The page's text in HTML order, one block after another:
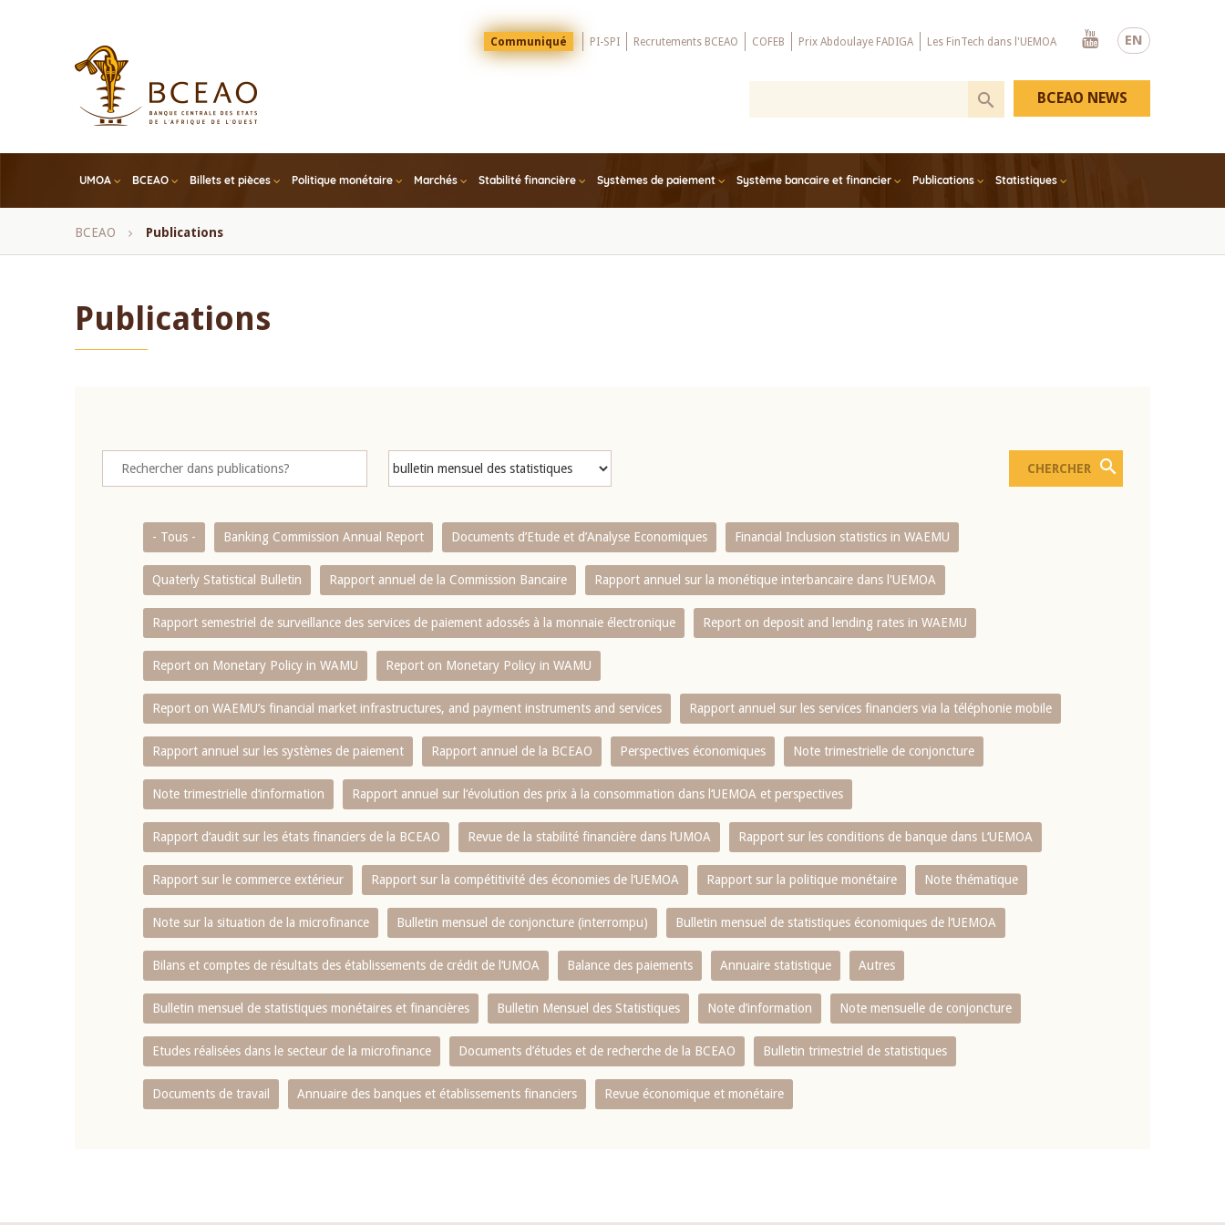
EN
Menu
Top
Communiqué PI-SPI Recrutements BCEAO COFEB Prix Abdoulaye FADIGA Les FinTech dans l'UEMOA
Youtube
UMOA BCEAO Billets et pièces Politique monétaire Marchés Stabilité financière Systèmes de paiement Système bancaire et financier Publications Statistiques
BCEAO NEWS
Fil
BCEAO Publications
Publications
- Tous - Banking Commission Annual Report Documents d’Etude et d’Analyse Economiques Financial Inclusion statistics in WAEMU
Quaterly Statistical Bulletin Rapport annuel de la Commission Bancaire Rapport annuel sur la monétique interbancaire dans l'UEMOA
Rapport semestriel de surveillance des services de paiement adossés à la monnaie électronique Report on deposit and lending rates in WAEMU
Report on Monetary Policy in WAMU Report on Monetary Policy in WAMU
Report on WAEMU’s financial market infrastructures, and payment instruments and services Rapport annuel sur les services financiers via la téléphonie mobile
Rapport annuel sur les systèmes de paiement Rapport annuel de la BCEAO Perspectives économiques Note trimestrielle de conjoncture
Note trimestrielle d‘information Rapport annuel sur l‘évolution des prix à la consommation dans l‘UEMOA et perspectives
Rapport d‘audit sur les états financiers de la BCEAO Revue de la stabilité financière dans l‘UMOA Rapport sur les conditions de banque dans L‘UEMOA
Rapport sur le commerce extérieur Rapport sur la compétitivité des économies de l‘UEMOA Rapport sur la politique monétaire Note thématique
Note sur la situation de la microfinance Bulletin mensuel de conjoncture (interrompu) Bulletin mensuel de statistiques économiques de l‘UEMOA
Bilans et comptes de résultats des établissements de crédit de l‘UMOA Balance des paiements Annuaire statistique Autres
Bulletin mensuel de statistiques monétaires et financières Bulletin Mensuel des Statistiques Note d’information Note mensuelle de conjoncture
Etudes réalisées dans le secteur de la microfinance Documents d’études et de recherche de la BCEAO Bulletin trimestriel de statistiques
Documents de travail Annuaire des banques et établissements financiers Revue économique et monétaire